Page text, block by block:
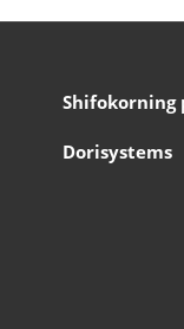
Shifokorning
Dorisystems